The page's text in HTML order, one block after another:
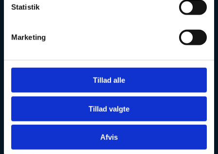
Statistik
Marketing
Tillad alle
Tillad valgte
Afvis
Styrelsens EAN- og CVR-numre
Forsknings-, Uddannelses- og Digitaliseringsministeriet: